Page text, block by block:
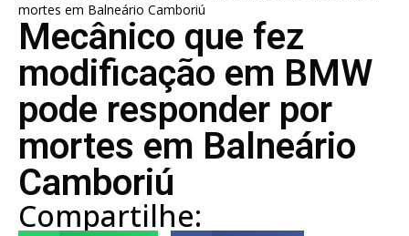
mortes em Balneário Camboriú
Mecânico que fez
modificação em BMW
pode responder por
mortes em Balneário
Camboriú
Compartilhe: